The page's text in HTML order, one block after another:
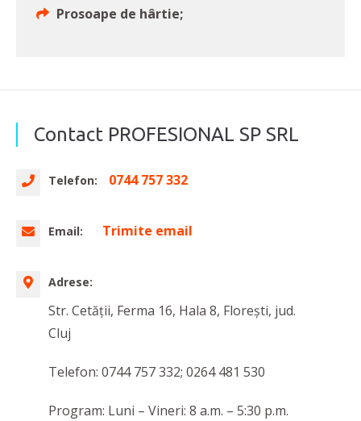
Prosoape de hârtie;
Contact PROFESIONAL SP SRL
Telefon: 0744 757 332
Email: Trimite email
Adrese:
Str. Cetății, Ferma 16, Hala 8, Florești, jud.
Cluj
Telefon: 0744 757 332; 0264 481 530
Program: Luni – Vineri: 8 a.m. – 5:30 p.m.